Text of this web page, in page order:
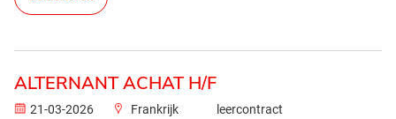
ALTERNANT ACHAT H/F
21-03-2026 Frankrijk leercontract